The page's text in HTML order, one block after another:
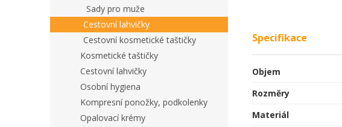
Sady pro muže
Cestovní lahvičky
Cestovní kosmetické taštičky
Kosmetické taštičky
Cestovní lahvičky
Osobní hygiena
Kompresní ponožky, podkolenky
Opalovací krémy
Specifikace
Objem
Rozměry
Materiál